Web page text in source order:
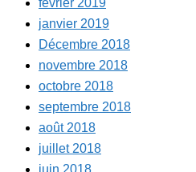
janvier 2019
Décembre 2018
novembre 2018
octobre 2018
septembre 2018
août 2018
juillet 2018
juin 2018